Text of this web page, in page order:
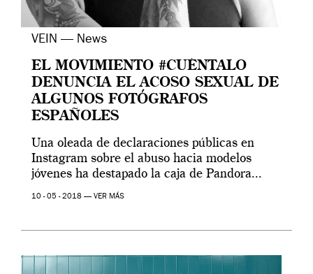
VEIN — News
EL MOVIMIENTO #CUÉNTALO
DENUNCIA EL ACOSO SEXUAL DE
ALGUNOS FOTÓGRAFOS
ESPAÑOLES
Una oleada de declaraciones públicas en
Instagram sobre el abuso hacia modelos
jóvenes ha destapado la caja de Pandora...
10 - 05 - 2018 — VER MÁS